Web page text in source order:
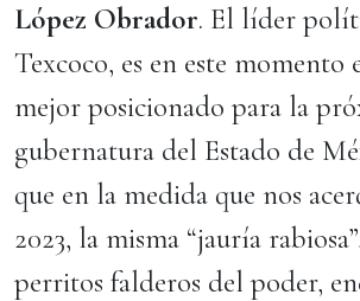
López Obrador. El líder
Texcoco, es en este
mejor posicionado para la
gubernatura del Estado de
que en la medida que nos
2023, la misma “jauría
perritos falderos del poder,